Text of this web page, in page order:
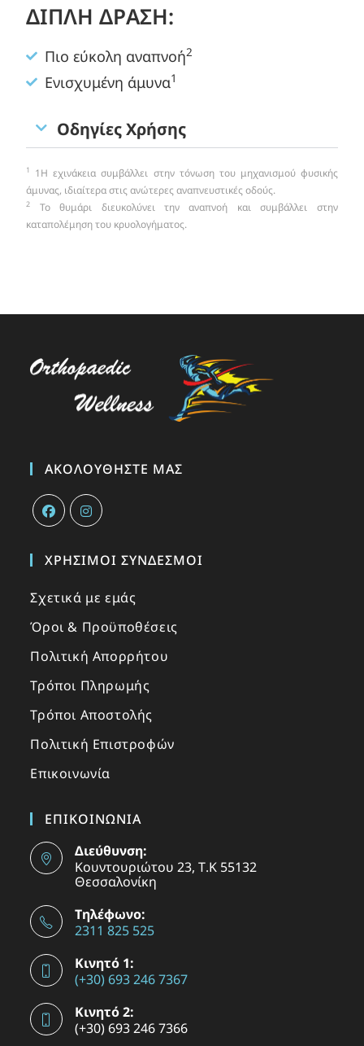
ΔΙΠΛΗ ΔΡΑΣΗ:
Πιο εύκολη αναπνοή2
Ενισχυμένη άμυνα1
Οδηγίες Χρήσης
1
1Η εχινάκεια συμβάλλει στην τόνωση του μηχανισμού φυσικής
άμυνας, ιδιαίτερα στις ανώτερες αναπνευστικές οδούς.
2
Το θυμάρι διευκολύνει την αναπνοή και συμβάλλει στην
καταπολέμηση του κρυολογήματος.
ΑΚΟΛΟΥΘΉΣΤΕ ΜΑΣ
ΧΡΉΣΙΜΟΙ ΣΎΝΔΕΣΜΟΙ
Σχετικά με εμάς
Όροι & Προϋποθέσεις
Πολιτική Απορρήτου
Τρόποι Πληρωμής
Τρόποι Αποστολής
Πολιτική Επιστροφών
Επικοινωνία
ΕΠΙΚΟΙΝΩΝΙΑ
Διεύθυνση:
Κουντουριώτου 23, Τ.Κ 55132
Θεσσαλονίκη
Τηλέφωνο:
2311 825 525
Κινητό 1:
(+30) 693 246 7367
Κινητό 2:
(+30) 693 246 7366